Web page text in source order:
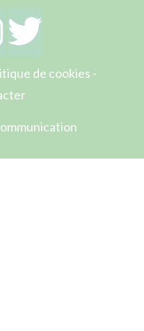
de cookies -